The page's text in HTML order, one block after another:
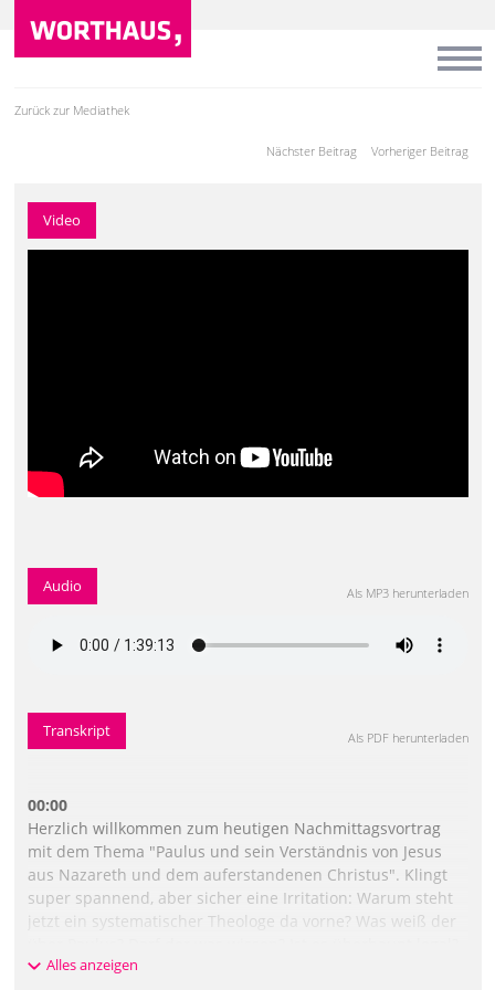
Zurück zur Mediathek
Vorheriger Beitrag
Nächster Beitrag
Video
Audio Als MP3 herunterladen
Transkript Als PDF herunterladen
00:00
Herzlich willkommen zum heutigen Nachmittagsvortrag
mit dem Thema "Paulus und sein Verständnis von Jesus
aus Nazareth und dem auferstandenen Christus". Klingt
super spannend, aber sicher eine Irritation: Warum steht
jetzt ein systematischer Theologe da vorne? Was weiß der
Ist das gecheckt worden oder so? Oder auch nicht? Ich
Alles anzeigen